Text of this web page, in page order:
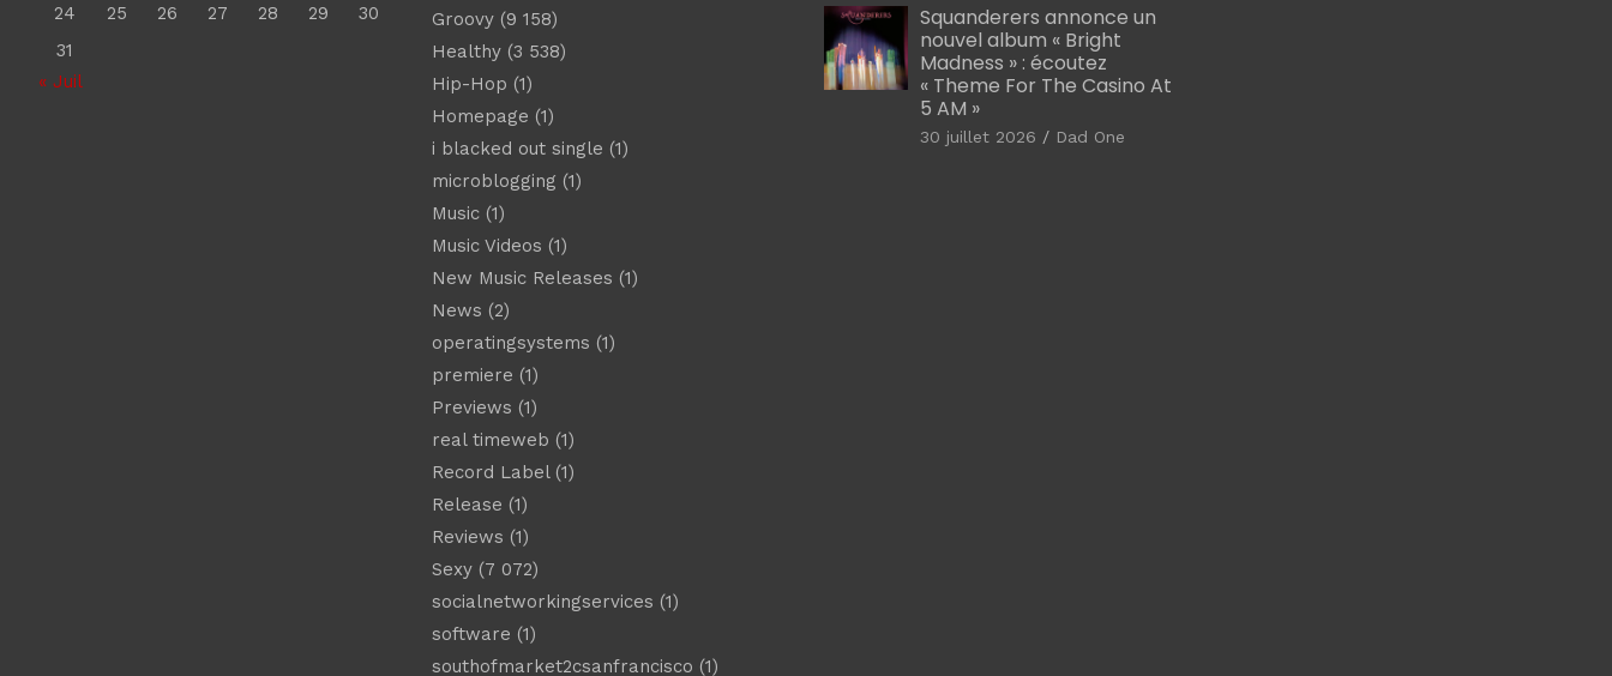
24
25 26 27 28 29
30
31
« Juil
Groovy(9 158)
Healthy(3 538)
Hip-Hop (1)
Homepage (1)
i blacked out single (1)
microblogging (1)
Music(1)
Music Videos (1)
New Music Releases (1)
News (2)
operatingsystems (1)
premiere (1)
Previews (1)
real timeweb (1)
Record Label(1)
Release (1)
Reviews (1)
Sexy(7 072)
socialnetworkingservices (1)
software (1)
southofmarket2csanfrancisco (1)
Squanderers annonce un
nouvel album « Bright
Madness » : écoutez
« Theme For The Casino At
5 AM »
30 juillet 2026 Dad One